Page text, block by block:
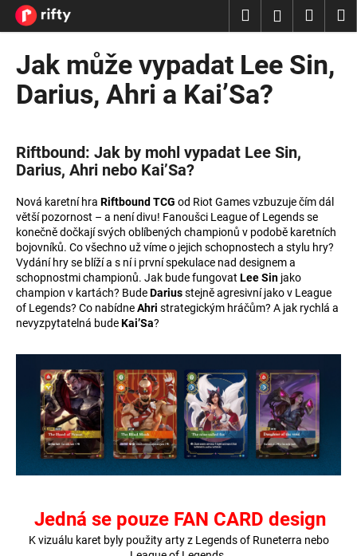
Přejít
obsah
Hledat Přihlášení
Jak může vypadat Lee Sin,
Darius, Ahri a Kai’Sa?
Riftbound: Jak by mohl vypadat Lee Sin,
Darius, Ahri nebo Kai’Sa?
Nová karetní hra Riftbound TCG od Riot Games vzbuzuje čím dál
větší pozornost – a není divu! Fanoušci League of Legends se
konečně dočkají svých oblíbených championů v podobě karetních
bojovníků. Co všechno už víme o jejich schopnostech a stylu hry?
Vydání hry se blíží a s ní i první spekulace nad designem a
schopnostmi championů. Jak bude fungovat Lee Sin jako
champion v kartách? BudeDariusstejně agresivní jako v League
of Legends? Co nabídneAhri strategickým hráčům? A jak rychlá a
nevyzpytatelná budeKai’Sa?
Jedná se pouze FAN CARD design
K vizuálu karet byly použity arty z Legends of Runeterra nebo
o
C
o
o
t
e
b
u
j
e
t
n
HLEDAT